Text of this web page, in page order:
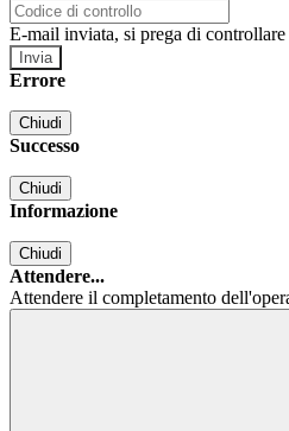
E-mail inviata, si prega di
Errore
Chiudi
Successo
Chiudi
Informazione
Chiudi
Attendere...
Attendere il completamento